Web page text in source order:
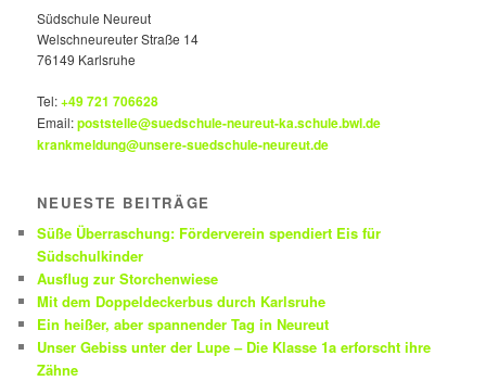
Südschule Neureut
Welschneureuter Straße 14
76149 Karlsruhe
Tel:+49 721 706628
Email:poststelle@suedschule-neureut-ka.schule.bwl.de
krankmeldung@unsere-suedschule-neureut.de
NEUESTE BEITRÄGE
Süße Überraschung: Förderverein spendiert Eis für
Südschulkinder
Ausflug zur Storchenwiese
Mit dem Doppeldeckerbus durch Karlsruhe
Ein heißer, aber spannender Tag in Neureut
Unser Gebiss unter der Lupe – Die Klasse 1a erforscht ihre
Zähne